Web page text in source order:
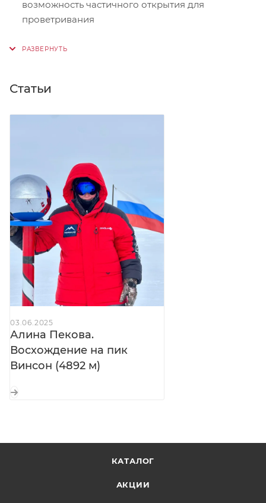
возможность частичного открытия для
проветривания
транспортировка вручную, усиленная
фиксация лыж внутри чехла, предотвращает
поверхность предотвращает повреждение
острых элементов лыж при транспортировке
Статьи
03.06.2025
Алина Пекова.
Восхождение на пик
Винсон (4892 м)
КАТАЛОГ
АКЦИИ